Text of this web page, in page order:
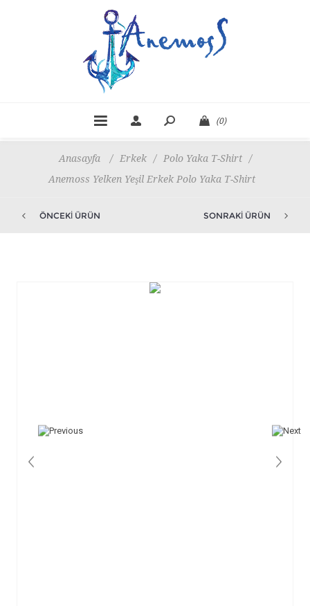
(0)
Anasayfa / Erkek / Polo Yaka T-Shirt
/
Anemoss Yelken Yeşil Erkek Polo Yaka T-Shirt
ÖNCEKI ÜRÜN SONRAKI ÜRÜN